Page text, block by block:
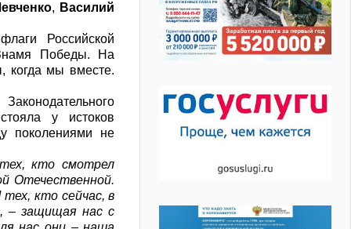
, Василий
Российской
Победы. На
когда мы вместе.
у истоков
поколениями не
кто смотрел
Отечественной.
кто сейчас, в
– защищая нас с